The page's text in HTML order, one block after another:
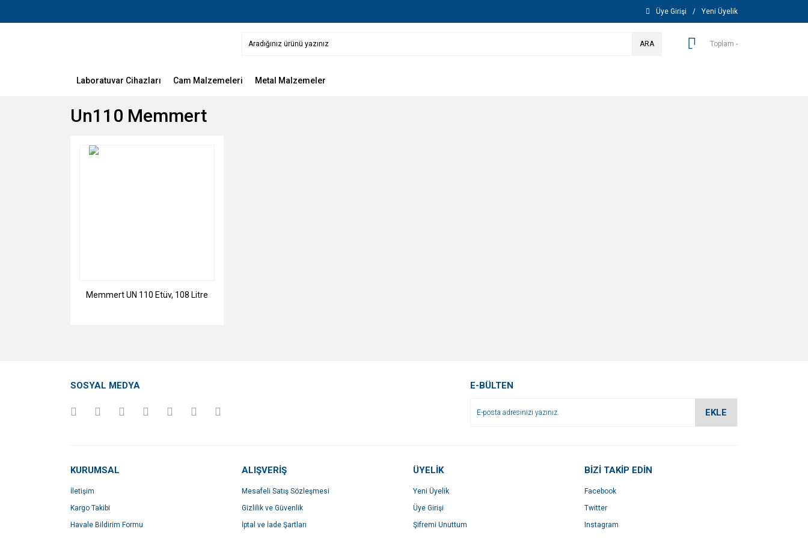
Üye Girişi / Yeni Üyelik
ARA Toplam -
Laboratuvar Cihazları Cam Malzemeleri Metal Malzemeler
Un110 Memmert
Memmert UN 110 Etüv, 108 Litre
SOSYAL MEDYA E-BÜLTEN
EKLE
KURUMSAL
İletişim
Kargo Takibi
Havale Bildirim Formu
ALIŞVERİŞ
Mesafeli Satış Sözleşmesi
Gizlilik ve Güvenlik
İptal ve İade Şartları
ÜYELİK
Yeni Üyelik
Üye Girişi
Şifremi Unuttum
BİZİ TAKİP EDİN
Facebook
Twitter
Instagram